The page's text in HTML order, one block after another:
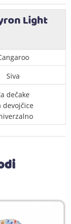
Light
Siva
dečake
devojčice